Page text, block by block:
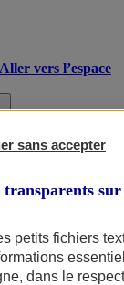
Aller vers l’espace
sans accepter
petits fichiers
dans le